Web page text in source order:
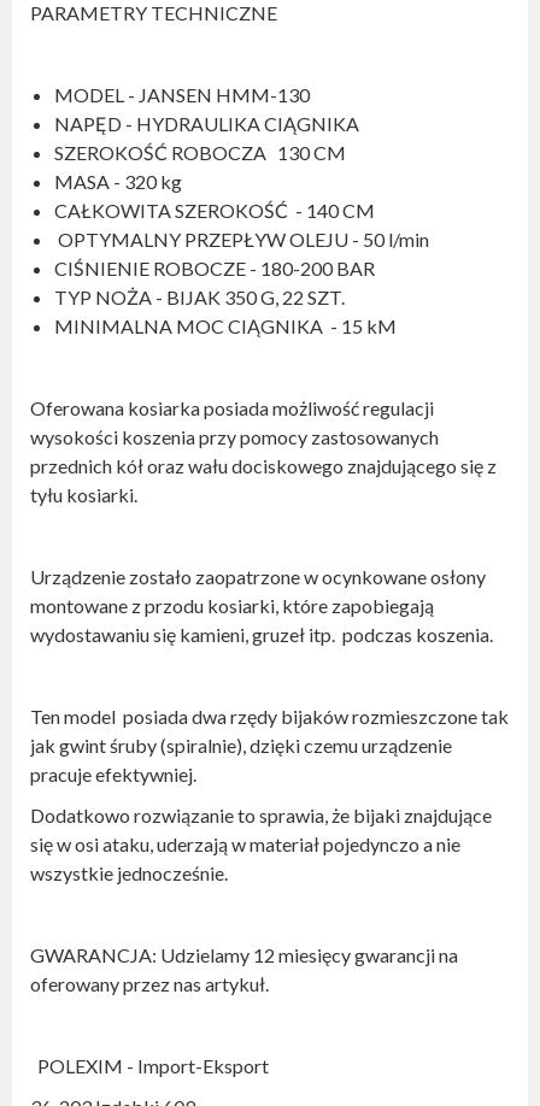
PARAMETRY TECHNICZNE
MODEL - JANSEN HMM-130
NAPĘD - HYDRAULIKA CIĄGNIKA
SZEROKOŚĆ ROBOCZA 130 CM
MASA - 320 kg
CAŁKOWITA SZEROKOŚĆ - 140 CM
OPTYMALNY PRZEPŁYW OLEJU - 50 l/min
CIŚNIENIE ROBOCZE - 180-200 BAR
TYP NOŻA - BIJAK 350 G, 22 SZT.
MINIMALNA MOC CIĄGNIKA - 15 kM
Oferowana kosiarka posiada możliwość regulacji
wysokości koszenia przy pomocy zastosowanych
przednich kół oraz wału dociskowego znajdującego się z
tyłu kosiarki.
Urządzenie zostało zaopatrzone w ocynkowane osłony
montowane z przodu kosiarki, które zapobiegają
wydostawaniu się kamieni, gruzeł itp. podczas koszenia.
Ten model posiada dwa rzędy bijaków rozmieszczone tak
jak gwint śruby (spiralnie), dzięki czemu urządzenie
pracuje efektywniej.
Dodatkowo rozwiązanie to sprawia, że bijaki znajdujące
się w osi ataku, uderzają w materiał pojedynczo a nie
wszystkie jednocześnie.
GWARANCJA: Udzielamy 12 miesięcy gwarancji na
oferowany przez nas artykuł.
POLEXIM - Import-Eksport